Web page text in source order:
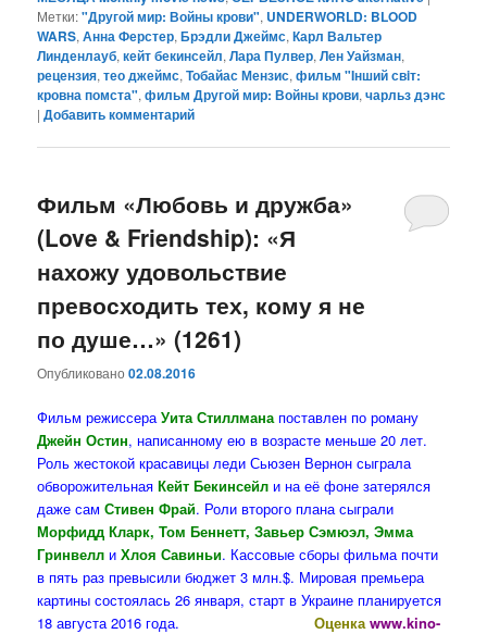
Метки:"Другой мир: Войны крови", UNDERWORLD: BLOOD
WARS,Анна Ферстер,Брэдли Джеймс,Карл Вальтер
Линденлауб,кейт бекинсейл,Лара Пулвер,Лен Уайзман,
рецензия,тео джеймс,Тобайас Мензис,фильм "Iнший свiт:
кровна помста",фильм Другой мир: Войны крови,чарльз дэнс
|Добавить комментарий
Фильм «Любовь и дружба»
(Love & Friendship): «Я
нахожу удовольствие
превосходить тех, кому я не
по душе…» (1261)
Опубликовано02.08.2016
Фильм режиссера Уита Стиллмана поставлен по роману
Джейн Остин, написанному ею в возрасте меньше 20 лет.
Роль жестокой красавицы леди Сьюзен Вернон сыграла
обворожительнаяКейт Бекинсейл и на её фоне затерялся
даже самСтивен Фрай. Роли второго плана сыграли
Морфидд Кларк, Том Беннетт, Завьер Сэмюэл, Эмма
Гринвелли Хлоя Савиньи. Кассовые сборы фильма почти
в пять раз превысили бюджет 3 млн.$. Мировая премьера
картины состоялась 26 января, старт в Украине планируется
18 августа 2016 года.Оценка www.kino-